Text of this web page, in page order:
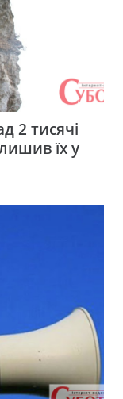
2 тисячі
їх у